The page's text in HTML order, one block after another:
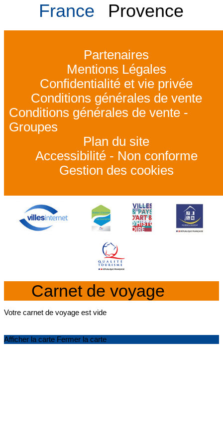
France Provence
Partenaires
Mentions Légales
Confidentialité et vie privée
Conditions générales de vente
Conditions générales de vente -
Groupes
Plan du site
Accessibilité - Non conforme
Gestion des cookies
Carnet de voyage
Votre carnet de voyage est vide
Afficher la carte Fermer la carte